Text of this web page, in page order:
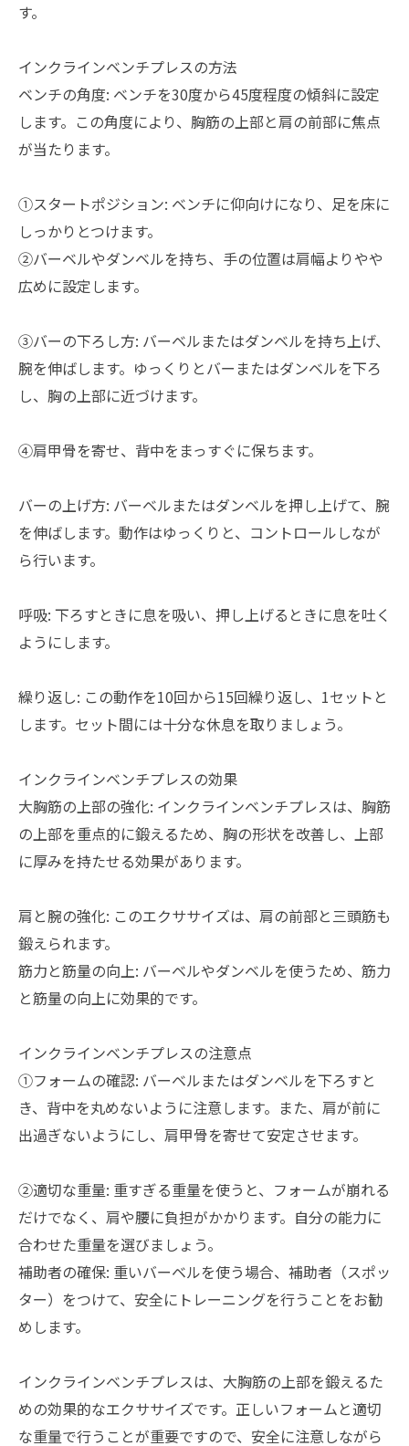
す。
インクラインベンチプレスの方法
ベンチの角度: ベンチを30度から45度程度の傾斜に設定
します。この角度により、胸筋の上部と肩の前部に焦点
が当たります。
①スタートポジション: ベンチに仰向けになり、足を床に
しっかりとつけます。
②バーベルやダンベルを持ち、手の位置は肩幅よりやや
広めに設定します。
③バーの下ろし方: バーベルまたはダンベルを持ち上げ、
腕を伸ばします。ゆっくりとバーまたはダンベルを下ろ
し、胸の上部に近づけます。
④肩甲骨を寄せ、背中をまっすぐに保ちます。
バーの上げ方: バーベルまたはダンベルを押し上げて、腕
を伸ばします。動作はゆっくりと、コントロールしなが
ら行います。
呼吸: 下ろすときに息を吸い、押し上げるときに息を吐く
ようにします。
繰り返し: この動作を10回から15回繰り返し、1セットと
します。セット間には十分な休息を取りましょう。
インクラインベンチプレスの効果
大胸筋の上部の強化: インクラインベンチプレスは、胸筋
の上部を重点的に鍛えるため、胸の形状を改善し、上部
に厚みを持たせる効果があります。
肩と腕の強化: このエクササイズは、肩の前部と三頭筋も
鍛えられます。
筋力と筋量の向上: バーベルやダンベルを使うため、筋力
と筋量の向上に効果的です。
インクラインベンチプレスの注意点
①フォームの確認: バーベルまたはダンベルを下ろすと
き、背中を丸めないように注意します。また、肩が前に
出過ぎないようにし、肩甲骨を寄せて安定させます。
②適切な重量: 重すぎる重量を使うと、フォームが崩れる
だけでなく、肩や腰に負担がかかります。自分の能力に
合わせた重量を選びましょう。
補助者の確保: 重いバーベルを使う場合、補助者（スポッ
ター）をつけて、安全にトレーニングを行うことをお勧
めします。
インクラインベンチプレスは、大胸筋の上部を鍛えるた
めの効果的なエクササイズです。正しいフォームと適切
な重量で行うことが重要ですので、安全に注意しながら